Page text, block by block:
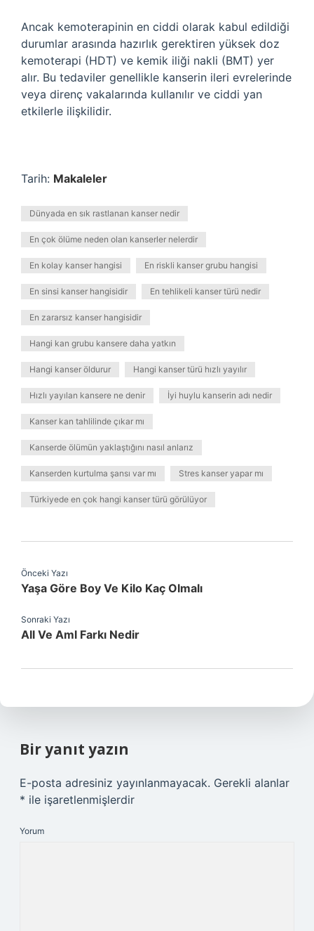
Ancak kemoterapinin en ciddi olarak kabul edildiği
durumlar arasında hazırlık gerektiren yüksek doz
kemoterapi (HDT) ve kemik iliği nakli (BMT) yer
alır. Bu tedaviler genellikle kanserin ileri evrelerinde
veya direnç vakalarında kullanılır ve ciddi yan
etkilerle ilişkilidir.
Tarih: Makaleler
Dünyada en sık rastlanan kanser nedir
En çok ölüme neden olan kanserler nelerdir
En kolay kanser hangisi En riskli kanser grubu hangisi
En sinsi kanser hangisidir En tehlikeli kanser türü nedir
En zararsız kanser hangisidir
Hangi kan grubu kansere daha yatkın
Hangi kanser öldurur Hangi kanser türü hızlı yayılır
Hızlı yayılan kansere ne denir İyi huylu kanserin adı nedir
Kanser kan tahlilinde çıkar mı
Kanserde ölümün yaklaştığını nasıl anlarız
Kanserden kurtulma şansı var mı Stres kanser yapar mı
Türkiyede en çok hangi kanser türü görülüyor
Önceki Yazı
Yaşa Göre Boy Ve Kilo Kaç Olmalı
Sonraki Yazı
All Ve Aml Farkı Nedir
Bir yanıt yazın
E-posta adresiniz yayınlanmayacak. Gerekli alanlar
* ile işaretlenmişlerdir
Yorum